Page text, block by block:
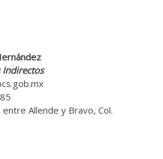
Indirectos
Allende y Bravo, Col.